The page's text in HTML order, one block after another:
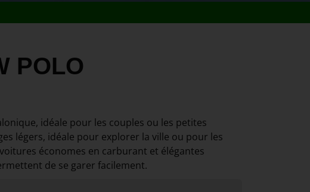
POLO
idéale pour les couples ou les petites
légers, idéale pour explorer la ville ou pour les
économes en carburant et élégantes
de se garer facilement.